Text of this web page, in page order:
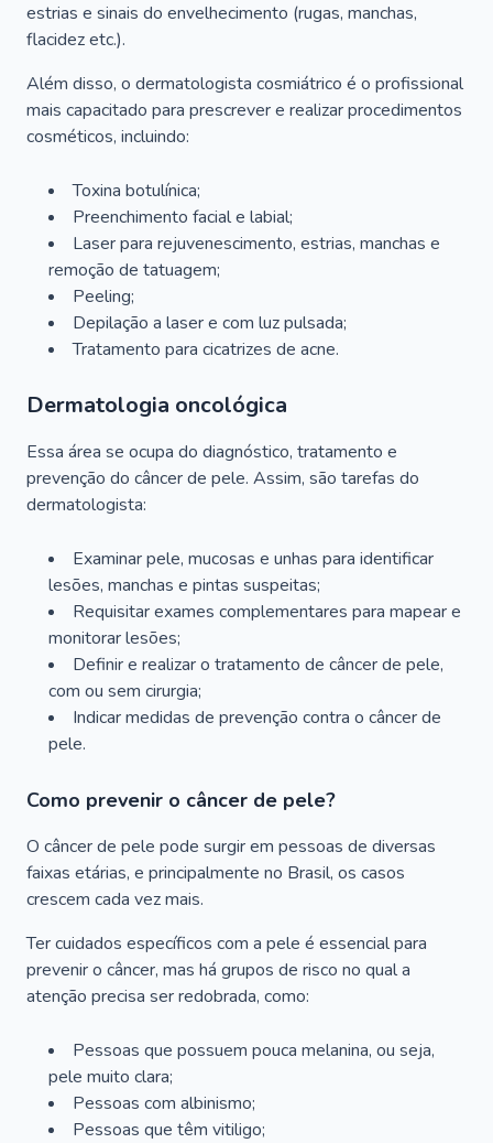
estrias e sinais do envelhecimento (rugas, manchas,
flacidez etc.).
Além disso, o dermatologista cosmiátrico é o profissional
mais capacitado para prescrever e realizar procedimentos
cosméticos, incluindo:
Toxina botulínica;
Preenchimento facial e labial;
Laser para rejuvenescimento, estrias, manchas e
remoção de tatuagem;
Peeling;
Depilação a laser e com luz pulsada;
Tratamento para cicatrizes de acne.
Dermatologia oncológica
Essa área se ocupa do diagnóstico, tratamento e
prevenção do câncer de pele. Assim, são tarefas do
dermatologista:
Examinar pele, mucosas e unhas para identificar
lesões, manchas e pintas suspeitas;
Requisitar exames complementares para mapear e
monitorar lesões;
Definir e realizar o tratamento de câncer de pele,
com ou sem cirurgia;
Indicar medidas de prevenção contra o câncer de
pele.
Como prevenir o câncer de pele?
O câncer de pele pode surgir em pessoas de diversas
faixas etárias, e principalmente no Brasil, os casos
crescem cada vez mais.
Ter cuidados específicos com a pele é essencial para
prevenir o câncer, mas há grupos de risco no qual a
atenção precisa ser redobrada, como:
Pessoas que possuem pouca melanina, ou seja,
pele muito clara;
Pessoas com albinismo;
Pessoas que têm vitiligo;